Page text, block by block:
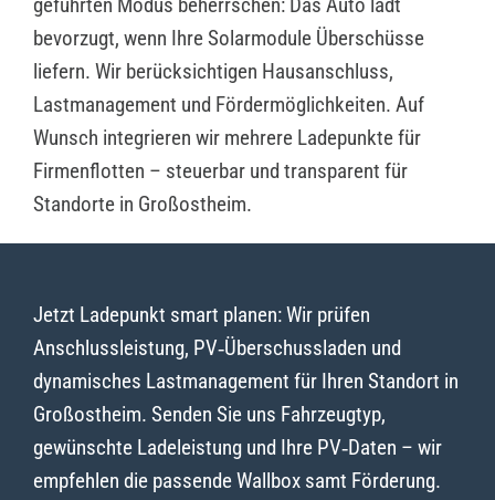
geführten Modus beherrschen: Das Auto lädt
bevorzugt, wenn Ihre Solarmodule Überschüsse
liefern. Wir berücksichtigen Hausanschluss,
Lastmanagement und Fördermöglichkeiten. Auf
Wunsch integrieren wir mehrere Ladepunkte für
Firmenflotten – steuerbar und transparent für
Standorte in Großostheim.
Jetzt Ladepunkt smart planen: Wir prüfen
Anschlussleistung, PV‑Überschussladen und
dynamisches Lastmanagement für Ihren Standort in
Großostheim. Senden Sie uns Fahrzeugtyp,
gewünschte Ladeleistung und Ihre PV‑Daten – wir
empfehlen die passende Wallbox samt Förderung.